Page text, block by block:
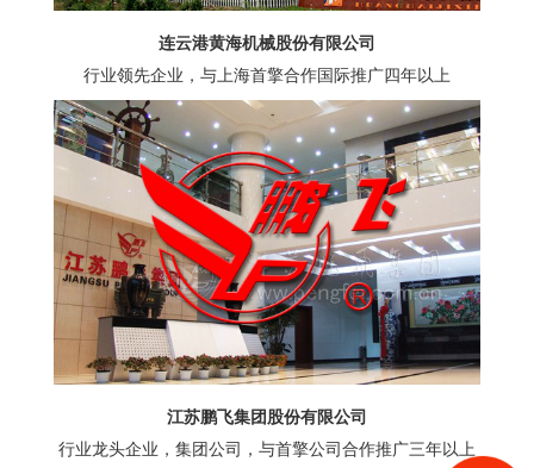
连云港黄海机械股份有限公司
行业领先企业，与上海首擎合作国际推广四年以上
江苏鹏飞集团股份有限公司
行业龙头企业，集团公司，与首擎公司合作推广三年以上